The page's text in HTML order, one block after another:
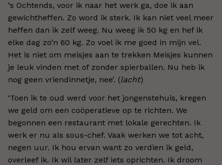
‘s Ochtends, voor ik naar het werk ga, doe ik aan
gewichtheffen. Zo word ik sterk. Ik kan niet veel meer
heffen dan ik zelf weeg. Nu weeg ik 50 kg en hef ik
elke dag zo’n 60 kg. Zo voel ik me goed in mijn vel.
Het is niet om meisjes aan te trekken Meisjes kunnen
je leuk vinden met of zonder spierballen. Nu heb ik
nog geen vriendinnetje, nee’. (lacht)
‘Toen ik te oud werd voor het jongenstehuis, kregen
we geld om een coöperatieve op te richten. We
begonnen een restaurant met lokale gerechten. Ik
werk er nu als sous-chef. Vaak werken we tot acht,
negen uur. Ik hou ervan want zo verdien ik geld,
overleef ik. Ik wil later zelf iets oprichten. Ik droom